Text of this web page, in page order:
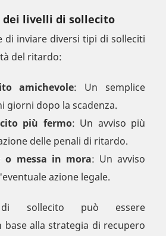
dei livelli di sollecito
di inviare diversi tipi di solleciti
del ritardo:
amichevole: Un semplice
giorni dopo la scadenza.
più fermo: Un avviso più
delle penali di ritardo.
o messa in mora: Un avviso
azione legale.
sollecito può essere
base alla strategia di recupero